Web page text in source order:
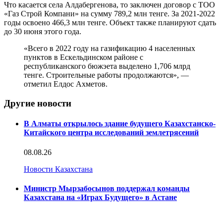
Что касается села Алдабергенова, то заключен договор с ТОО
«Газ Строй Компани» на сумму 789,2 млн тенге. За 2021-2022
годы освоено 466,3 млн тенге. Объект также планируют сдать
до 30 июня этого года.
«Всего в 2022 году на газификацию 4 населенных
пунктов в Ескельдинском районе с
республиканского бюжэета выделено 1,706 млрд
тенге. Строительные работы продолжаются», —
отметил Елдос Ахметов.
Другие новости
В Алматы открылось здание будущего Казахстанско-
Китайского центра исследований землетрясений
08.08.26
Новости Казахстана
Министр Мырзабосынов поддержал команды
Казахстана на «Играх Будущего» в Астане